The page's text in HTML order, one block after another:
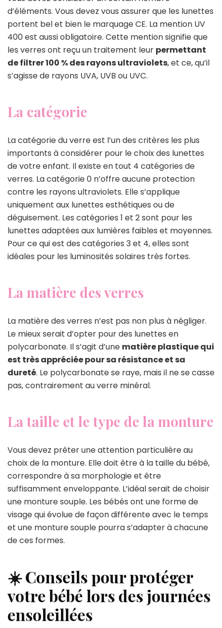
d’éléments. Vous devez vous assurer que les lunettes
portent bel et bien le marquage CE. La mention UV
400 est aussi obligatoire. Cette mention signifie que
les verres ont reçu un traitement leur permettant
de filtrer 100 % des rayons ultraviolets, et ce, qu’il
s’agisse de rayons UVA, UVB ou UVC.
La catégorie
La catégorie du verre est l’un des critères les plus
importants à considérer pour le choix des lunettes
de votre enfant. Il existe en tout 4 catégories de
verres. La catégorie 0 n’offre aucune protection
contre les rayons ultraviolets. Elle s’applique
uniquement aux lunettes esthétiques ou de
déguisement. Les catégories 1 et 2 sont pour les
lunettes adaptées aux lumières faibles et moyennes.
Pour ce qui est des catégories 3 et 4, elles sont
idéales pour les luminosités solaires très fortes.
La matière des verres
La matière des verres n’est pas non plus à négliger.
Le mieux serait d’opter pour des lunettes en
polycarbonate. Il s’agit d’une matière plastique qui
est très appréciée pour sa résistance et sa
dureté. Le polycarbonate se raye, mais il ne se casse
pas, contrairement au verre minéral.
La taille et le type de la monture
Vous devez prêter une attention particulière au
choix de la monture. Elle doit être à la taille du bébé,
correspondre à sa morphologie et être
suffisamment enveloppante. L’idéal serait de choisir
une monture souple. Les bébés ont une forme de
visage qui évolue de façon différente avec le temps
et une monture souple pourra s’adapter à chacune
de ces formes.
☀️ Conseils pour protéger
votre bébé lors des journées
ensoleillées